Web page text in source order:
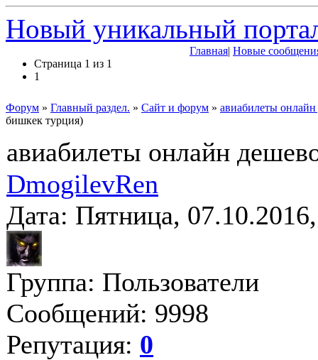
Новый уникальный
Главная| Новые
Страница 1 из 1
1
Форум » Главный раздел. » Сайт и форум » авиабилеты онлайн
бишкек турция)
авиабилеты онлайн
DmogilevRen
Дата: Пятница,
Группа: Пользователи
Сообщений: 9998
Репутация: 0